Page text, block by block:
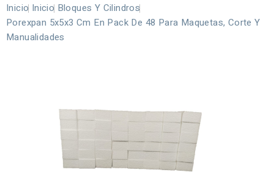
Inicio Inicio Bloques Y Cilindros
Porexpan 5x5x3 Cm En Pack De 48 Para Maquetas, Corte Y
Manualidades